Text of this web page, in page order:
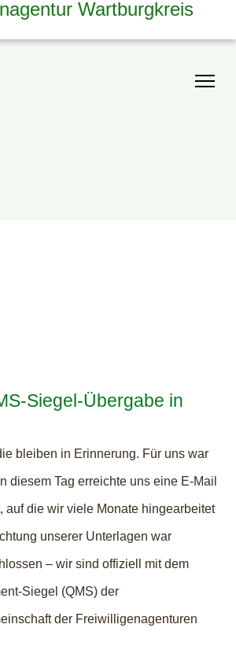
Siegel-Übergabe in
bleiben in Erinnerung. Für uns war
diesem Tag erreichte uns eine E-Mail
auf die wir viele Monate hingearbeitet
unserer Unterlagen war
– wir sind offiziell mit dem
Siegel (QMS) der
der Freiwilligenagenturen